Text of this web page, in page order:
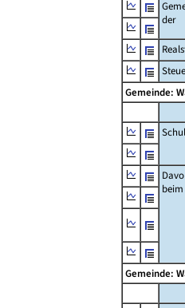
der
Gemeinde:
beim
Gemeinde: